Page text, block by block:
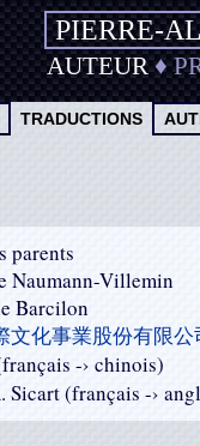
PIERRE-
AUTEUR♦
TRADUCTIONS
parents
Naumann-Villemin
Barcilon
文化事業股份有限公
-› chinois)
Sicart (français -›